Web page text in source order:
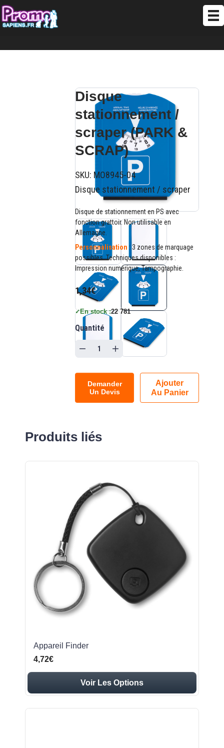
Disque
stationnement /
scraper (PARK &
SCRAP)
SKU: MO8945-04
Disque stationnement / scraper
Disque de stationnement en PS avec
fonction grattoir. Non utilisable en
Allemagne.
Personnalisation : 3 zones de marquage
possibles. Techniques disponibles :
Impression numérique, Tampographie.
1,34€
✓En stock :22 781
Quantité
Demander
Un Devis
Ajouter
Au Panier
Produits liés
Appareil Finder
4,72€
Voir Les Options